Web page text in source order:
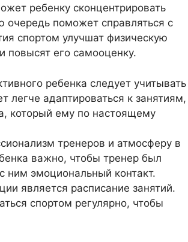
ребенку сконцентрировать
очередь поможет справляться с
спортом улучшат физическую
повысят его самооценку.
ребенка следует учитывать
легче адаптироваться к занятиям,
который ему по настоящему
тренеров и атмосферу в
важно, чтобы тренер был
эмоциональный контакт.
является расписание занятий.
спортом регулярно, чтобы